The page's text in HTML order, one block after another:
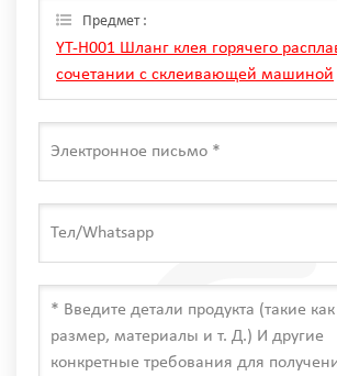
только мы Can.
Предмет :
YT-H001 Шланг клея горячего
сочетании с склеивающей машиной